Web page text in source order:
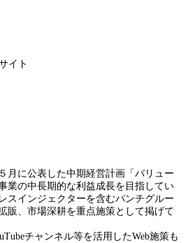
イト
月に公表した中期経営計画「バリュー
業の中長期的な利益成長を目指してい
スインジェクターを含むパンチグルー
販、市場深耕を重点施策として掲げて
チャンネル等を活用したWeb施策も